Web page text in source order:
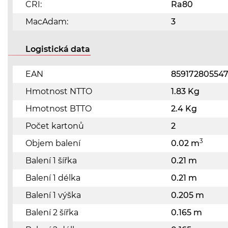
CRI:
Ra80
MacAdam:
3
Logistická data
EAN
Hmotnost NTTO
1.83 Kg
Hmotnost BTTO
2.4 Kg
Počet kartonů
2
Objem balení
0.02 m3
Balení 1 šířka
0.21 m
Balení 1 délka
0.21 m
Balení 1 výška
0.205 m
Balení 2 šířka
0.165 m